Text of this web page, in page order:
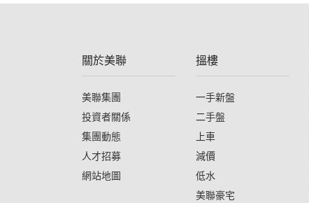
關於美聯
美聯集團
投資者關係
集團動態
人才招募
網站地圖
搵樓
一手新盤
二手盤
上車
減價
低水
美聯豪宅